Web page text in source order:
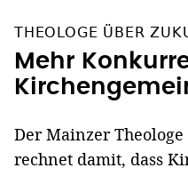
THEOLOGE ÜBER
Mehr
Der Mainzer
rechnet damit, dass